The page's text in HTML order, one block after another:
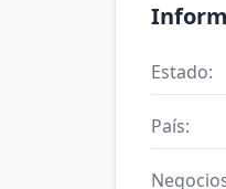
Estado:
País: